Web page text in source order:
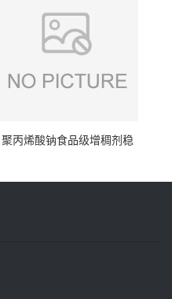
聚丙烯酸钠食品级增稠剂稳